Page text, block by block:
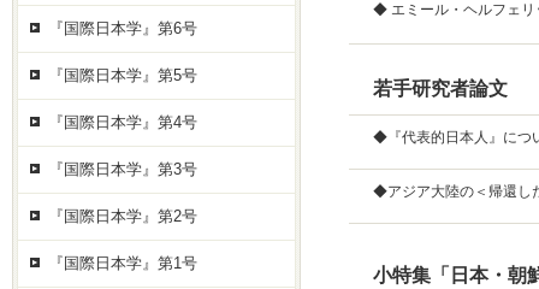
◆ エミール・ヘルフェ
若手研究者論文
◆『代表的日本人』に
◆アジア大陸の＜帰還し
小特集「日本・朝
『国際日本学』第6号
『国際日本学』第5号
『国際日本学』第4号
『国際日本学』第3号
『国際日本学』第2号
『国際日本学』第1号